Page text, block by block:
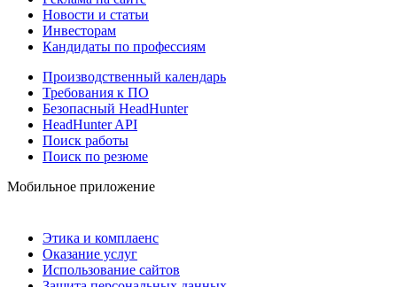
Новости и статьи
Инвесторам
Кандидаты по профессиям
Производственный календарь
Требования к ПО
Безопасный HeadHunter
HeadHunter API
Поиск работы
Поиск по резюме
Мобильное приложение
Этика и комплаенс
Оказание услуг
Использование сайтов